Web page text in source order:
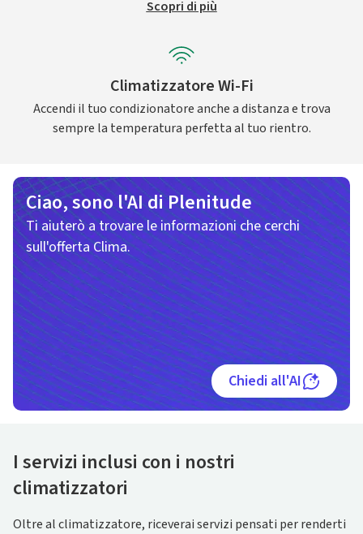
Scopri di più
Climatizzatore Wi-Fi
Accendi il tuo condizionatore anche a distanza e trova
sempre la temperatura perfetta al tuo rientro.
Ciao, sono l'AI di Plenitude
Ti aiuterò a trovare le informazioni che cerchi
sull'offerta Clima.
Chiedi all'AI
I servizi inclusi con i nostri
climatizzatori
Oltre al climatizzatore, riceverai servizi pensati per renderti